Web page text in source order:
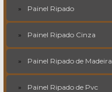
Painel Ripado
Painel Ripado Cinza
Painel Ripado de Madeira
Painel Ripado de Pvc